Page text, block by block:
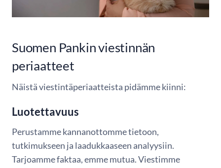
Suomen Pankin viestinnän
periaatteet
Näistä viestintäperiaatteista pidämme kiinni:
Luotettavuus
Perustamme kannanottomme tietoon,
tutkimukseen ja laadukkaaseen analyysiin.
Tarjoamme faktaa, emme mutua. Viestimme